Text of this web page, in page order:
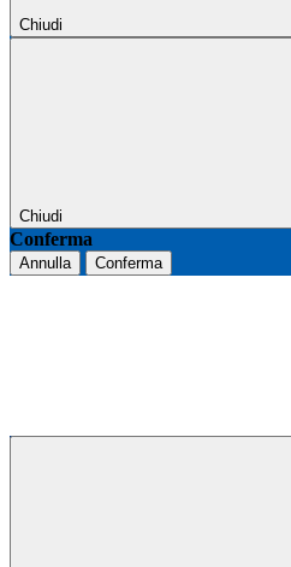
Chiudi
Chiudi
Conferma
Annulla Conferma